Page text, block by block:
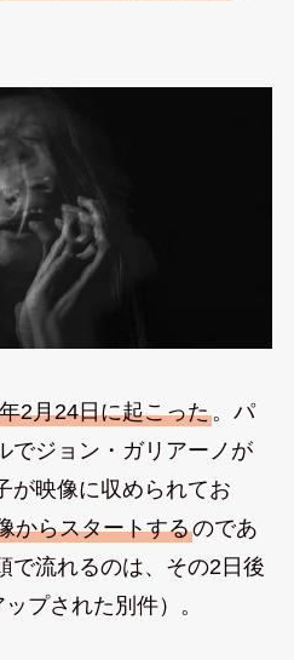
2月24日に起こった。パ
でジョン・ガリアーノが
が映像に収められてお
からスタートするのであ
で流れるのは、その2日後
プされた別件）。